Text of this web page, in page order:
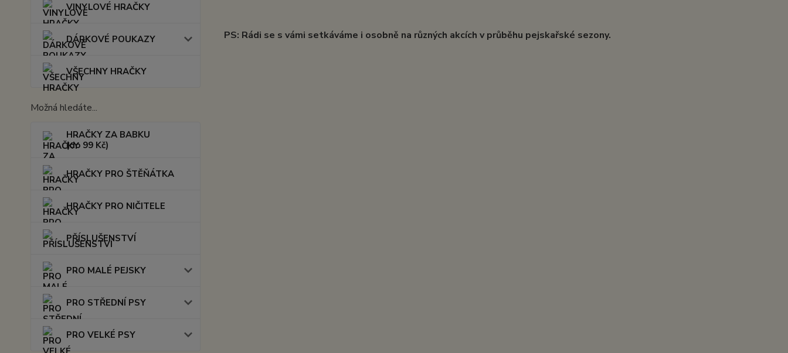
VINYLOVÉ HRAČKY
DÁRKOVÉ POUKAZY
VŠECHNY HRAČKY
Možná hledáte...
HRAČKY ZA BABKU
(do 99 Kč)
HRAČKY PRO ŠTĚŇÁTKA
HRAČKY PRO NIČITELE
PŘÍSLUŠENSTVÍ
PRO MALÉ PEJSKY
PRO STŘEDNÍ PSY
PRO VELKÉ PSY
PS: Rádi se s vámi setkáváme i osobně na různých akcích v průběhu pejskařské sezony.